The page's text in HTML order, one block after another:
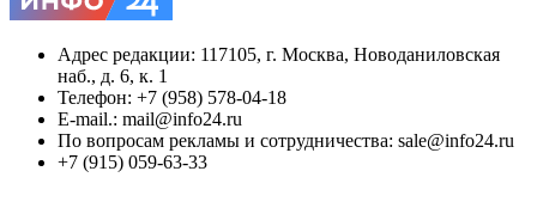
Адрес редакции: 117105, г. Москва, Новоданиловская
наб., д. 6, к. 1
Телефон: +7 (958) 578-04-18
E-mail.: mail@info24.ru
По вопросам рекламы и сотрудничества: sale@info24.ru
+7 (915) 059-63-33